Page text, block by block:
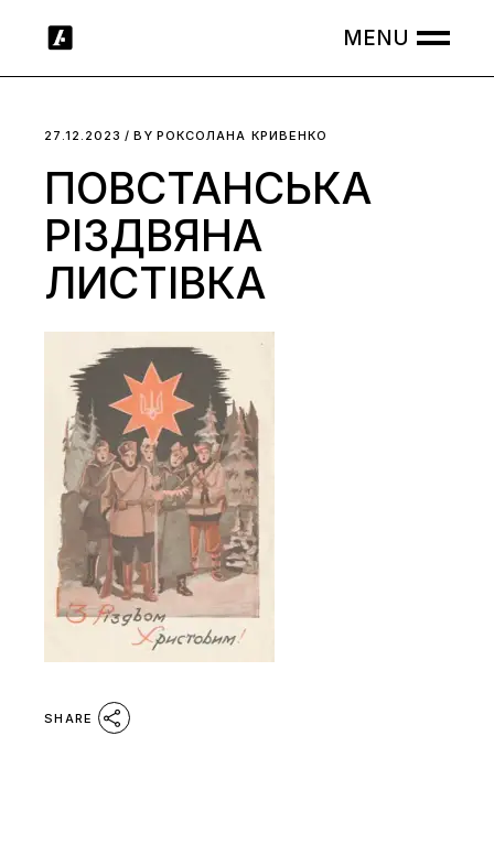
27.12.2023 BY РОКСОЛАНА КРИВЕНКО
ПОВСТАНСЬКА
РІЗДВЯНА
ЛИСТІВКА
SHARE